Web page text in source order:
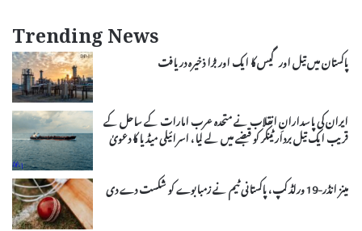
Trending News
پاکستان میں تیل اور گیس کا ایک اور بڑا ذخیرہ دریافت
ایران کی پاسدارانِ انقلاب نے متحدہ عرب امارات کے ساحل کے
قریب ایک تیل بردار ٹینکر کو قبضے میں لے لیا، اسرائیلی میڈیا کا دعویٰ
مینز انڈر-19 ورلڈ کپ، پاکستانی ٹیم نے زمبابوے کو شکست دے دی